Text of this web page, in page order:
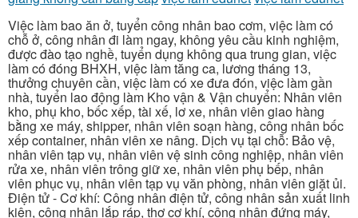
Việc làm bao ăn ở, tuyển công nhân bao cơm, việc làm có
chỗ ở, công nhân đi làm ngay, không yêu cầu kinh nghiệm,
được đào tạo nghề, tuyển dụng không qua trung gian, việc
làm có đóng BHXH, việc làm tăng ca, lương tháng 13,
thưởng chuyên cần, việc làm có xe đưa đón, việc làm gần
nhà, tuyển lao động làm Kho vận & Vận chuyển: Nhân viên
kho, phụ kho, bốc xếp, tài xế, lơ xe, nhân viên giao hàng
bằng xe máy, shipper, nhân viên soạn hàng, công nhân bốc
xếp container, nhân viên xe nâng. Dịch vụ tại chỗ: Bảo vệ,
nhân viên tạp vụ, nhân viên vệ sinh công nghiệp, nhân viên
rửa xe, nhân viên trông giữ xe, nhân viên phụ bếp, nhân
viên phục vụ, nhân viên tạp vụ văn phòng, nhân viên giặt ủi.
Điện tử - Cơ khí: Công nhân điện tử, công nhân sản xuất linh
kiện, công nhân lắp ráp, thợ cơ khí, công nhân đứng máy,